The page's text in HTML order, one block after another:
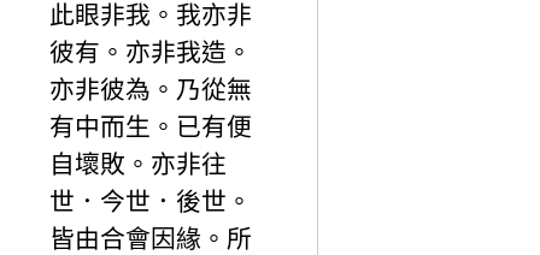
此眼非我。我亦非
彼有。亦非我造。
亦非彼為。乃從無
有中而生。已有便
自壞敗。亦非往
世．今世．後世。
皆由合會因緣。所